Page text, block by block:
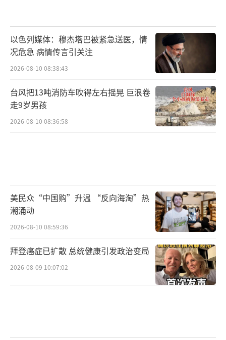
以色列媒体：穆杰塔巴被紧急送医，情
况危急 病情传言引关注
2026-08-10 08:38:43
台风把13吨消防车吹得左右摇晃 巨浪卷
走9岁男孩
2026-08-10 08:36:58
美民众“中国购”升温 “反向海淘”热
潮涌动
2026-08-10 08:59:36
拜登癌症已扩散 总统健康引发政治变局
2026-08-09 10:07:02